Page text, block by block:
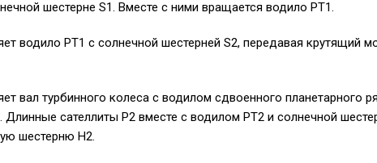
шестерне S1. Вместе с ними вращается водило PT1.
водило PT1 с солнечной шестерней S2, передавая крутящий
вал турбинного колеса с водилом сдвоенного планетарного
сателлиты P2 вместе с водилом PT2 и солнечной
шестерню H2.